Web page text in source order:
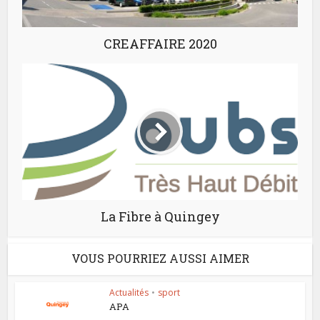
CREAFFAIRE 2020
La Fibre à Quingey
VOUS POURRIEZ AUSSI AIMER
Actualités • sport
APA